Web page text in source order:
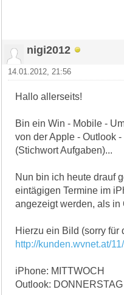
nigi2012
14.01.2012, 21:56
Hallo allerseits!
Bin ein Win - Mobile -
von der Apple - Outlook
(Stichwort Aufgaben)...
Nun bin ich heute drauf
eintägigen Termine im
angezeigt werden, als in
Hierzu ein Bild (sorry für
http://kunden.wvnet.at/
iPhone: MITTWOCH
Outlook: DONNERSTAG